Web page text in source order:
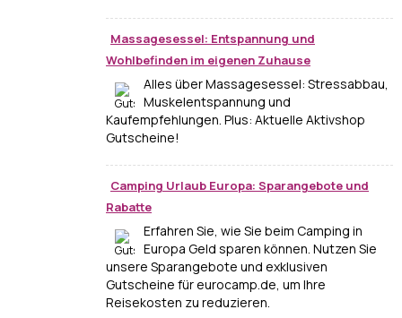
Massagesessel: Entspannung und
Wohlbefinden im eigenen Zuhause
Alles über Massagesessel: Stressabbau,
Muskelentspannung und
Kaufempfehlungen. Plus: Aktuelle Aktivshop
Gutscheine!
Camping Urlaub Europa: Sparangebote und
Rabatte
Erfahren Sie, wie Sie beim Camping in
Europa Geld sparen können. Nutzen Sie
unsere Sparangebote und exklusiven
Gutscheine für eurocamp.de, um Ihre
Reisekosten zu reduzieren.